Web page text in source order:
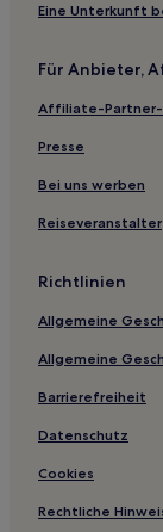
Bezirk Liangxi:
Aparthotels in
Gasthäuser in
Eine Unterkunft
Für Anbieter,
Affiliate-Partner-
Presse
Bei uns werben
Reiseveranstalter
Richtlinien
Allgemeine
Allgemeine
Barrierefreiheit
Datenschutz
Cookies
Rechtliche